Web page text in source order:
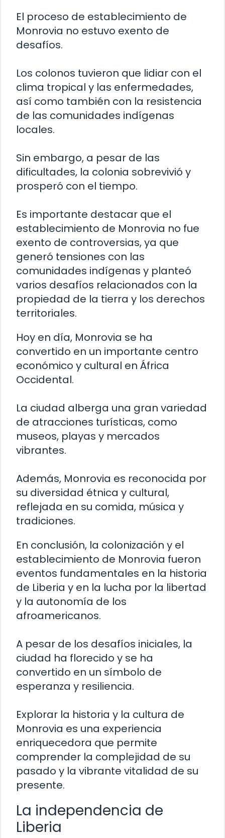
El proceso de establecimiento de
Monrovia no estuvo exento de
desafíos.
Los colonos tuvieron que lidiar con el
clima tropical y las enfermedades,
así como también con la resistencia
de las comunidades indígenas
locales.
Sin embargo, a pesar de las
dificultades, la colonia sobrevivió y
prosperó con el tiempo.
Es importante destacar que el
establecimiento de Monrovia no fue
exento de controversias, ya que
generó tensiones con las
comunidades indígenas y planteó
varios desafíos relacionados con la
propiedad de la tierra y los derechos
territoriales.
Hoy en día, Monrovia se ha
convertido en un importante centro
económico y cultural en África
Occidental.
La ciudad alberga una gran variedad
de atracciones turísticas, como
museos, playas y mercados
vibrantes.
Además, Monrovia es reconocida por
su diversidad étnica y cultural,
reflejada en su comida, música y
tradiciones.
En conclusión, la colonización y el
establecimiento de Monrovia fueron
eventos fundamentales en la historia
de Liberia y en la lucha por la libertad
y la autonomía de los
afroamericanos.
A pesar de los desafíos iniciales, la
ciudad ha florecido y se ha
convertido en un símbolo de
esperanza y resiliencia.
Explorar la historia y la cultura de
Monrovia es una experiencia
enriquecedora que permite
comprender la complejidad de su
pasado y la vibrante vitalidad de su
presente.
La independencia de
Liberia